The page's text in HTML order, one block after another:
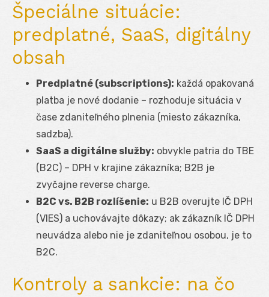
Špeciálne situácie:
predplatné, SaaS, digitálny
obsah
Predplatné (subscriptions): každá opakovaná
platba je nové dodanie – rozhoduje situácia v
čase zdaniteľného plnenia (miesto zákazníka,
sadzba).
SaaS a digitálne služby: obvykle patria do TBE
(B2C) – DPH v krajine zákazníka; B2B je
zvyčajne reverse charge.
B2C vs. B2B rozlíšenie: u B2B overujte IČ DPH
(VIES) a uchovávajte dôkazy; ak zákazník IČ DPH
neuvádza alebo nie je zdaniteľnou osobou, je to
B2C.
Kontroly a sankcie: na čo